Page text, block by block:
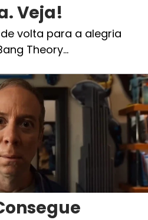
Veja!
volta para a alegria
Theory…